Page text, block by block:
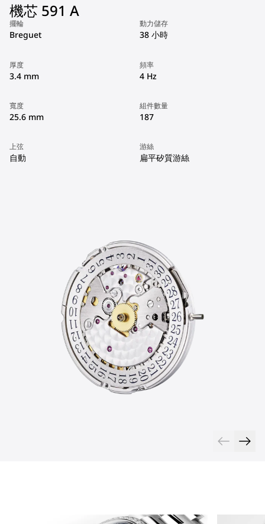
機芯 591 A
擺輪
Breguet
動力儲存
38 小時
厚度
3.4 mm
頻率
4 Hz
寬度
25.6 mm
組件數量
187
上弦
自動
游絲
扁平矽質游絲